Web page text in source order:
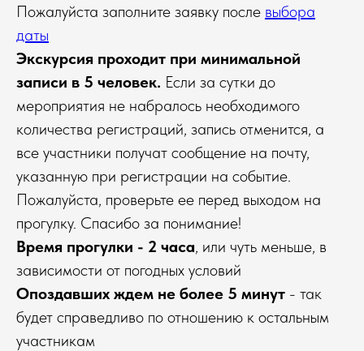
Пожалуйста заполните заявку после выбора
даты
Экскурсия проходит при минимальной
записи в 5 человек. Если за сутки до
мероприятия не набралось необходимого
количества регистраций, запись отменится, а
все участники получат сообщение на почту,
указанную при регистрации на событие.
Пожалуйста, проверьте ее перед выходом на
прогулку. Спасибо за понимание!
Время прогулки - 2 часа, или чуть меньше, в
зависимости от погодных условий
Опоздавших ждем не более 5 минут - так
будет справедливо по отношению к остальным
участникам